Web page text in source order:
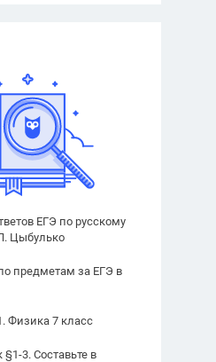
ЕГЭ по русскому
Цыбулько
предметам за ЕГЭ в
Физика 7 класс
3. Составьте в